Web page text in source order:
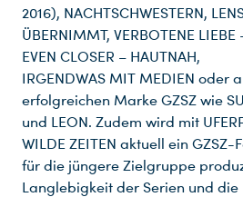
2016), NACHTSCHWESTERN,
ÜBERNIMMT, VERBOTENE LIEBE
EVEN CLOSER – HAUTNAH,
IRGENDWAS MIT MEDIEN oder
erfolgreichen Marke GZSZ wie
und LEON. Zudem wird mit
WILDE ZEITEN aktuell ein GZSZ-
für die jüngere Zielgruppe
Langlebigkeit der Serien und